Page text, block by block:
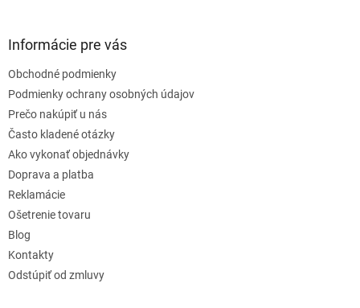
Informácie pre vás
Obchodné podmienky
Podmienky ochrany osobných údajov
Prečo nakúpiť u nás
Často kladené otázky
Ako vykonať objednávky
Doprava a platba
Reklamácie
Ošetrenie tovaru
Blog
Kontakty
Odstúpiť od zmluvy